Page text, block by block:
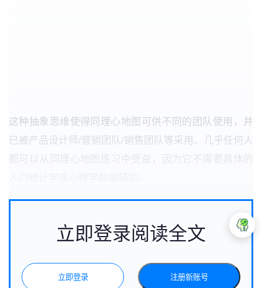
这种抽象思维使得同理心地图可供不同的团队使用，并
已被产品设计师/营销团队/销售团队等采用。几乎任何人
都可以从同理心地图练习中受益，因为它不需要具体的
立即登录阅读全文
立即登录 注册新账号